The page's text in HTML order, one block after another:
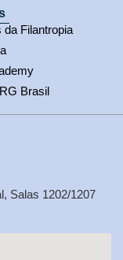
da Filantropia
Brasil
Salas 1202/1207